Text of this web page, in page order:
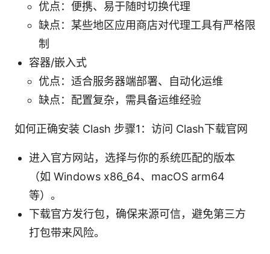
优点：便携、易于随时切换代理
缺点：某些地区应用商店对代理工具有严格限
制
容器/嵌入式
优点：适合服务器端部署、自动化运维
缺点：配置复杂，需具备运维经验
如何正确安装 Clash 步骤1：访问 Clash下载官网
进入官方网站，选择与你的系统匹配的版本
（如 Windows x86_64、macOS arm64
等）。
下载官方发行包，确保来源可信，避免第三方
打包带来风险。